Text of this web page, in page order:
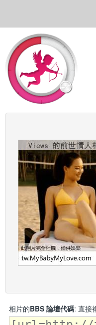
相片的BBS 論壇代碼: 直接